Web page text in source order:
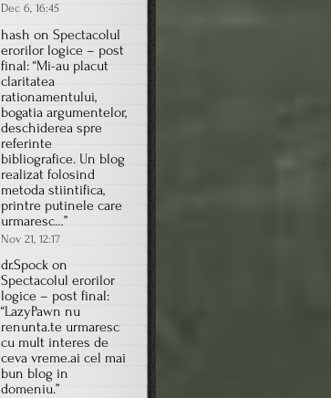
Dec 6, 16:45
hash on Spectacolul
erorilor logice – post
final: “Mi-au placut
claritatea
rationamentului,
bogatia argumentelor,
deschiderea spre
referinte
bibliografice. Un blog
realizat folosind
metoda stiintifica,
printre putinele care
urmaresc…”
Nov 21, 12:17
dr.Spock on
Spectacolul erorilor
logice – post final:
“LazyPawn nu
renunta.te urmaresc
cu mult interes de
ceva vreme.ai cel mai
bun blog in
domeniu.”